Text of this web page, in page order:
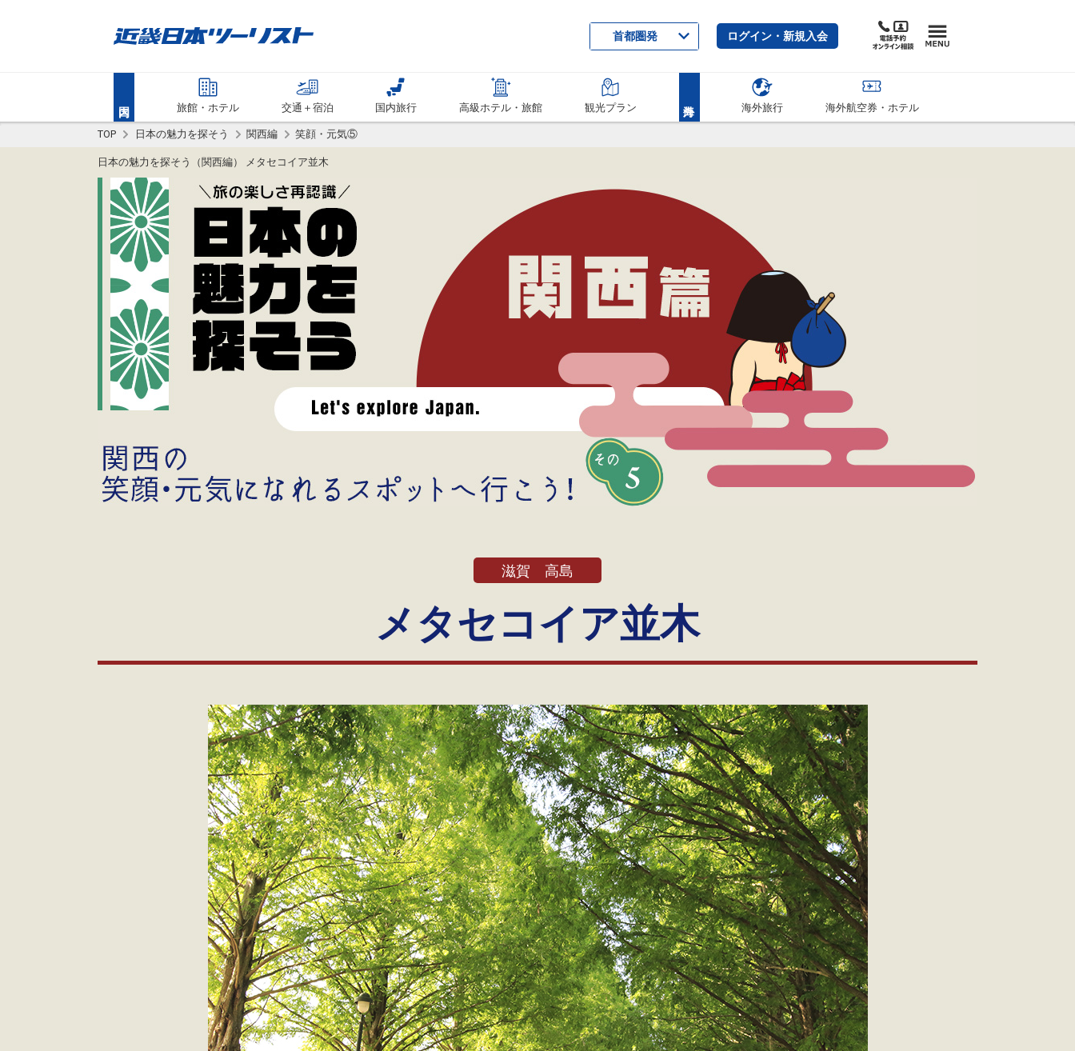
首都圏発 ログイン・新規入会
旅館・ホテル 交通＋宿泊 国内旅行 高級ホテル・旅館 観光プラン 海外旅行 海外航空券・ホテル
TOP 日本の魅力を探そう 関西編 笑顔・元気⑤
日本の魅力を探そう（関西編） メタセコイア並木
滋賀 高島
メタセコイア並木